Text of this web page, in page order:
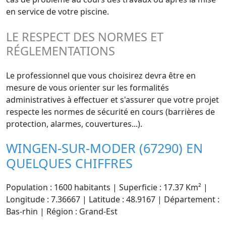
en service de votre piscine.
LE RESPECT DES NORMES ET
RÉGLEMENTATIONS
Le professionnel que vous choisirez devra être en
mesure de vous orienter sur les formalités
administratives à effectuer et s'assurer que votre projet
respecte les normes de sécurité en cours (barrières de
protection, alarmes, couvertures...).
WINGEN-SUR-MODER (67290) EN
QUELQUES CHIFFRES
Population : 1600 habitants | Superficie : 17.37 Km² |
Longitude : 7.36667 | Latitude : 48.9167 | Département :
Bas-rhin | Région : Grand-Est